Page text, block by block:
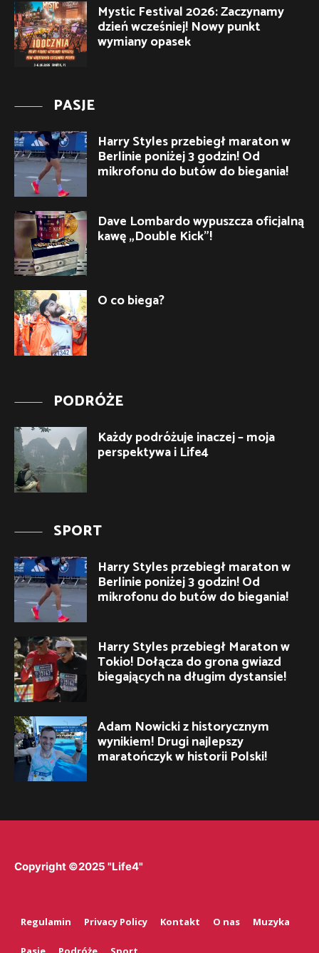
Mystic Festival 2026: Zaczynamy
dzień wcześniej! Nowy punkt
wymiany opasek
PASJE
Harry Styles przebiegł maraton w
Berlinie poniżej 3 godzin! Od
mikrofonu do butów do biegania!
Dave Lombardo wypuszcza oficjalną
kawę „Double Kick”!
O co biega?
PODRÓŻE
Każdy podróżuje inaczej – moja
perspektywa i Life4
SPORT
Harry Styles przebiegł maraton w
Berlinie poniżej 3 godzin! Od
mikrofonu do butów do biegania!
Harry Styles przebiegł Maraton w
Tokio! Dołącza do grona gwiazd
biegających na długim dystansie!
Adam Nowicki z historycznym
wynikiem! Drugi najlepszy
maratończyk w historii Polski!
Copyright ©2025 "Life4"
Regulamin Privacy Policy Kontakt O nas Muzyka